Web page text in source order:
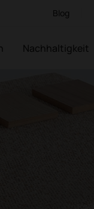
Blog
Nachhaltigkeit